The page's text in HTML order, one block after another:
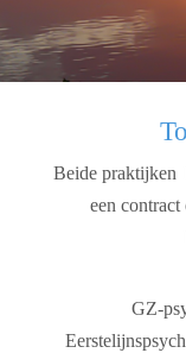
Beide praktijken
een
GZ-